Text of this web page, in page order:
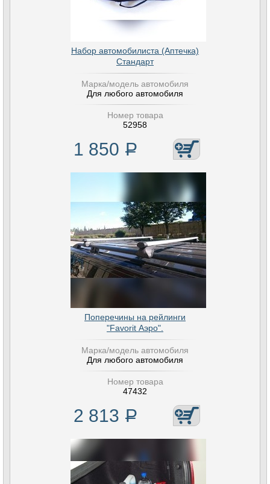
Набор автомобилиста (Аптечка)
Стандарт
Марка/модель автомобиля
Для любого автомобиля
Номер товара
52958
1 850 Р
Поперечины на рейлинги
"Favorit Аэро".
Марка/модель автомобиля
Для любого автомобиля
Номер товара
47432
2 813 Р